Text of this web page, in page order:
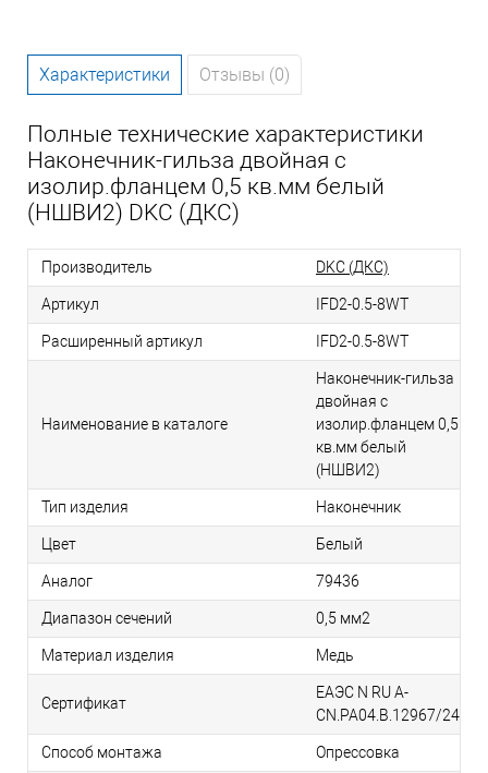
Характеристики Отзывы (0)
Полные технические характеристики
Наконечник-гильза двойная с
изолир.фланцем 0,5 кв.мм белый
(НШВИ2) DKC (ДКС)
Производитель DKC (ДКС)
Артикул IFD2-0.5-8WT
Расширенный артикул IFD2-0.5-8WT
Наименование в каталоге
Наконечник-гильза
двойная с
изолир.фланцем 0,5
кв.мм белый
(НШВИ2)
Тип изделия Наконечник
Цвет Белый
Аналог 79436
Диапазон сечений 0,5 мм2
Материал изделия Медь
Сертификат
ЕАЭС N RU A-
CN.PA04.B.12967/24
Способ монтажа Опрессовка